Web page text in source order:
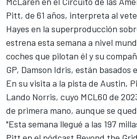
Pitt, de 61 años, interpreta al
Hayes en la superproducción
estrena esta semana a nivel
coches que pilotan él y su
GP, Damson Idris, están basados
En su visita a la pista de Austin,
Lando Norris, cuyo MCL60 de
de primera mano, aunque se
"Esta semana llegué a las 197